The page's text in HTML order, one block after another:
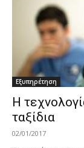
Εξυπηρέτηση
Η
ταξίδια
02/01/2017